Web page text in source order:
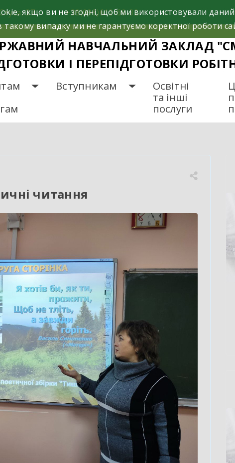
37 +38(098)612-69-32.
НАВЧАЛЬНИЙ ЗАКЛАД
І ПЕРЕПІДГОТОВКИ
Вступникам
Освітні
та інші
послуги
читання
якщо ви не згодні, щоб ми використовували
випадку ми не гарантуємо коректної роботи